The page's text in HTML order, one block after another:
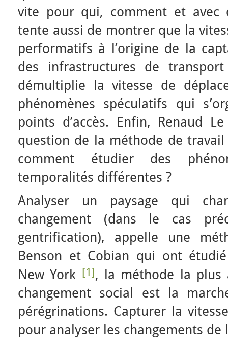
vite pour qui, comment et avec
tente aussi de montrer que la
performatifs à l’origine de la
des infrastructures de transport
démultiplie la vitesse de
phénomènes spéculatifs qui
points d’accès. Enfin, Renaud
question de la méthode de
comment étudier des
temporalités différentes ?
Analyser un paysage qui
changement (dans le cas
gentrification), appelle une
Benson et Cobian qui ont
New York [1], la méthode la plus
changement social est la
pérégrinations. Capturer la
pour analyser les changements de